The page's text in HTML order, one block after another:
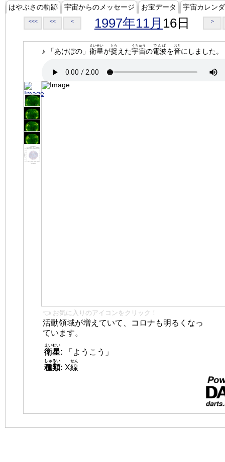
はやぶさの軌跡 宇宙からのメッセージ お宝データ 宇宙カレン
<<< << < 1997年11月 16日 >
♪ 「あけぼの」 衛星
えいせい
が捉
とら
えた宇宙
うちゅう
の電波
でんぱ
を音
おと
にしました。
👈 お気に入りのアイコンをクリック！
活動領域が増えていて、コロナも明るくなっ
ています。
衛星
えいせい
:
「ようこう」
種類
しゅるい
: X線
せん